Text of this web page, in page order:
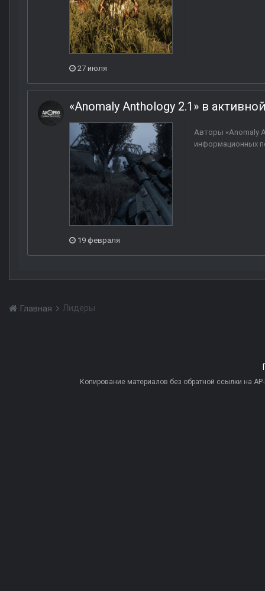
27 июля
«Anomaly Anthology 2.1» в
Авторы «Anomaly
информационных
19 февраля
Главная Лидеры
Копирование материалов без обратной ссылки на